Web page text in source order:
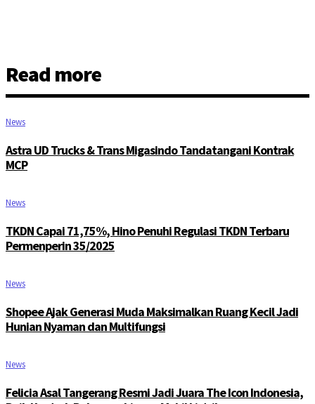
Read more
News
Astra UD Trucks & Trans Migasindo Tandatangani Kontrak
MCP
News
TKDN Capai 71,75%, Hino Penuhi Regulasi TKDN Terbaru
Permenperin 35/2025
News
Shopee Ajak Generasi Muda Maksimalkan Ruang Kecil Jadi
Hunian Nyaman dan Multifungsi
News
Felicia Asal Tangerang Resmi Jadi Juara The Icon Indonesia,